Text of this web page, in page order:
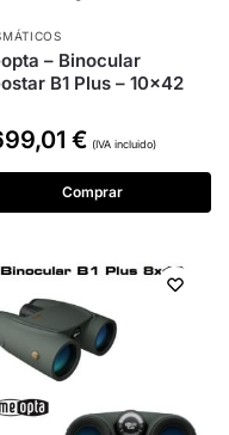
– Binocular
B1 Plus – 10×42
€ (IVA incluido)
Comprar